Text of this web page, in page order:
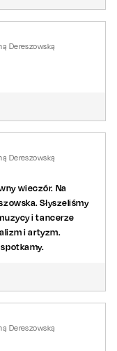
Dereszowską
Dereszowską
wieczór. Na
Słyszeliśmy
i tancerze
i artyzm.
Dereszowską